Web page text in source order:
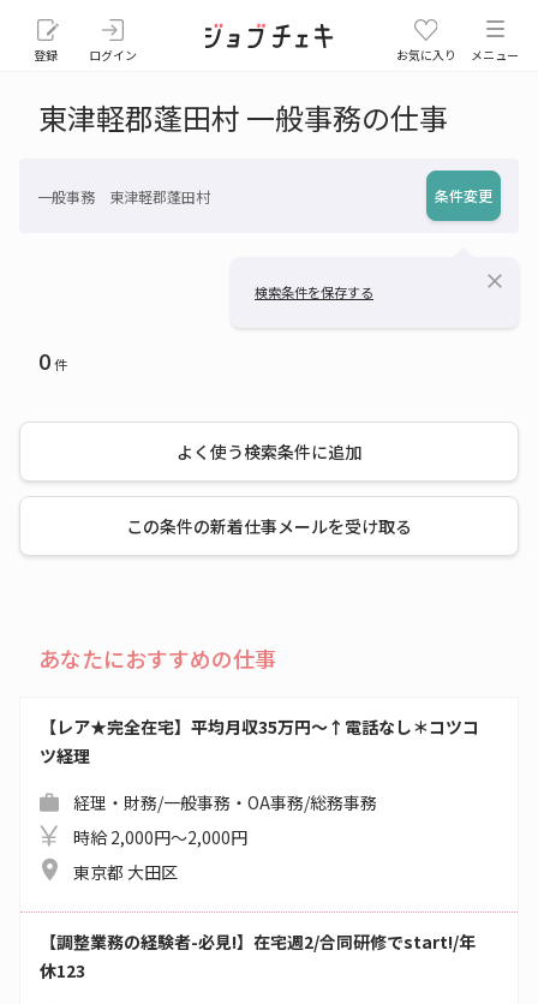
登録 ログイン お気に入り メニュー
東津軽郡蓬田村 一般事務の仕事
一般事務 東津軽郡蓬田村 条件変更
検索条件を保存する close
0件
よく使う検索条件に追加
この条件の新着仕事メールを受け取る
あなたにおすすめの仕事
【レア★完全在宅】平均月収35万円～↑電話なし＊コツコ
ツ経理
経理・財務/一般事務・OA事務/総務事務
時給 2,000円～2,000円
東京都 大田区
【調整業務の経験者-必見!】在宅週2/合同研修でstart!/年
休123